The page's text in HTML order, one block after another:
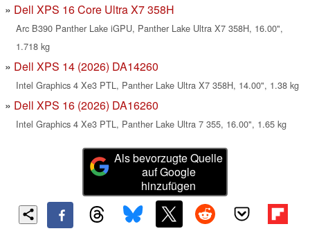
Dell XPS 16 Core Ultra X7 358H
Arc B390 Panther Lake iGPU, Panther Lake Ultra X7 358H, 16.00",
1.718 kg
Dell XPS 14 (2026) DA14260
Intel Graphics 4 Xe3 PTL, Panther Lake Ultra X7 358H, 14.00", 1.38 kg
Dell XPS 16 (2026) DA16260
Intel Graphics 4 Xe3 PTL, Panther Lake Ultra 7 355, 16.00", 1.65 kg
Als bevorzugte Quelle
auf Google
hinzufügen